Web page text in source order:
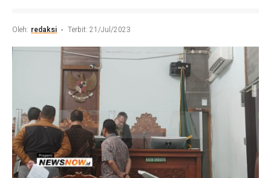
Oleh: redaksi Terbit: 21/Jul/2023